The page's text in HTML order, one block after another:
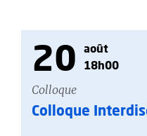
20
août
18h00
Colloque
Colloque